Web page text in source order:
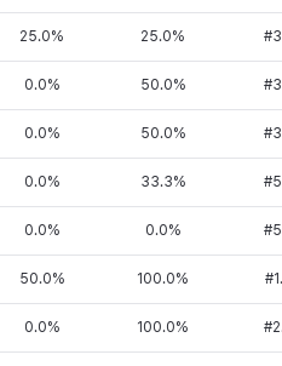
25.0% 25.0% #
0.0% 50.0% #
0.0% 50.0% #
0.0% 33.3% #
0.0% 0.0% #
50.0% 100.0% #
0.0% 100.0% #